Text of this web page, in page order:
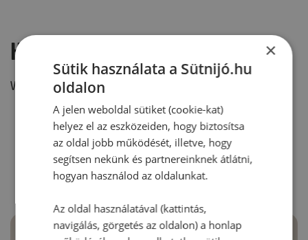
Hozzászólás írása
Vélemény írásához, kérjük,
RECEPTAJÁNLÓ
×
Sütik használata a Sütnijó.hu
oldalon
A jelen weboldal sütiket (cookie-kat)
helyez el az eszközeiden, hogy biztosítsa
az oldal jobb működését, illetve, hogy
segítsen nekünk és partnereinknek átlátni,
hogyan használod az oldalunkat.
Az oldal használatával (kattintás,
navigálás, görgetés az oldalon) a honlap